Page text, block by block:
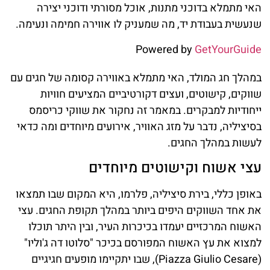
האי מתמלא בדוכני מתנות, אוכל מסורתי ודוכני יצירה
שנעשית בעבודת יד, מה שמעניק לו אווירה חמימה ונעימה.
Powered byGetYourGuide
במהלך חג המולד, האי מתמלא באווירה קסומה של חגים עם
שווקים, קישוטים, ועצים דקורטיביים המציעים חוויות
ייחודיות למבקרים. במאמר זה נחקור את שווקי כריסמס
בסיציליה, נדבר על מזג האוויר, אירועים מיוחדים ומה כדאי
לעשות במהלך החגים.
עצי אשוח וקישוטים מיוחדים
באופן כללי, בירת סיציליה, פלרמו, היא המקום שבו תמצאו
את אחד השווקים היפים ביותר במהלך תקופת החגים. עצי
האשוח המרכזיים יעמדו בכיכרות העיר, ובין היתר תוכלו
למצוא את עץ האשוח המפורסם בכיכר "סלוטו דה ג'וליו"
(Piazza Giulio Cesare), שבו יתקיימו מופעים חגיגיים